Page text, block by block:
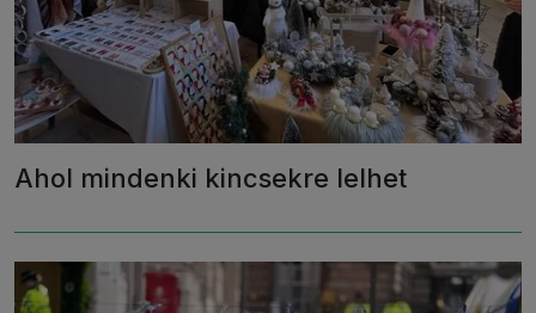
Ahol mindenki kincsekre lelhet